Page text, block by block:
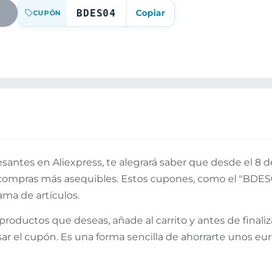
CUPÓN BDES04 Copiar
en Aliexpress, te alegrará saber que desde el 8
más asequibles. Estos cupones, como el
de artículos.
que deseas, añade al carrito y antes de
el cupón. Es una forma sencilla de ahorrarte unos